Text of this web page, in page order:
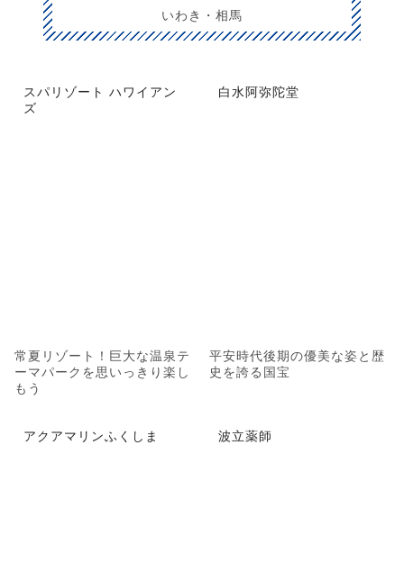
いわき・相馬
スパリゾート ハワイアン
ズ
常夏リゾート！巨大な温泉テ
ーマパークを思いっきり楽し
もう
白水阿弥陀堂
平安時代後期の優美な姿と歴
史を誇る国宝
アクアマリンふくしま 波立薬師